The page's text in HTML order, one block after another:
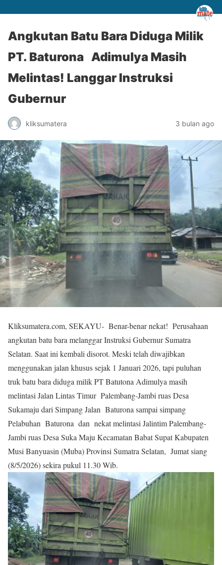
Angkutan Batu Bara Diduga Milik
PT. Baturona Adimulya Masih
Melintas! Langgar Instruksi
Gubernur
kliksumatera 3 bulan ago
Kliksumatera.com, SEKAYU- Benar-benar nekat! Perusahaan
angkutan batu bara melanggar Instruksi Gubernur Sumatra
Selatan. Saat ini kembali disorot. Meski telah diwajibkan
menggunakan jalan khusus sejak 1 Januari 2026, tapi puluhan
truk batu bara diduga milik PT Batutona Adimulya masih
melintasi Jalan Lintas Timur Palembang-Jambi ruas Desa
Sukamaju dari Simpang Jalan Baturona sampai simpang
Pelabuhan Baturona dan nekat melintasi Jalintim Palembang-
Jambi ruas Desa Suka Maju Kecamatan Babat Supat Kabupaten
Musi Banyuasin (Muba) Provinsi Sumatra Selatan, Jumat siang
(8/5/2026) sekira pukul 11.30 Wib.